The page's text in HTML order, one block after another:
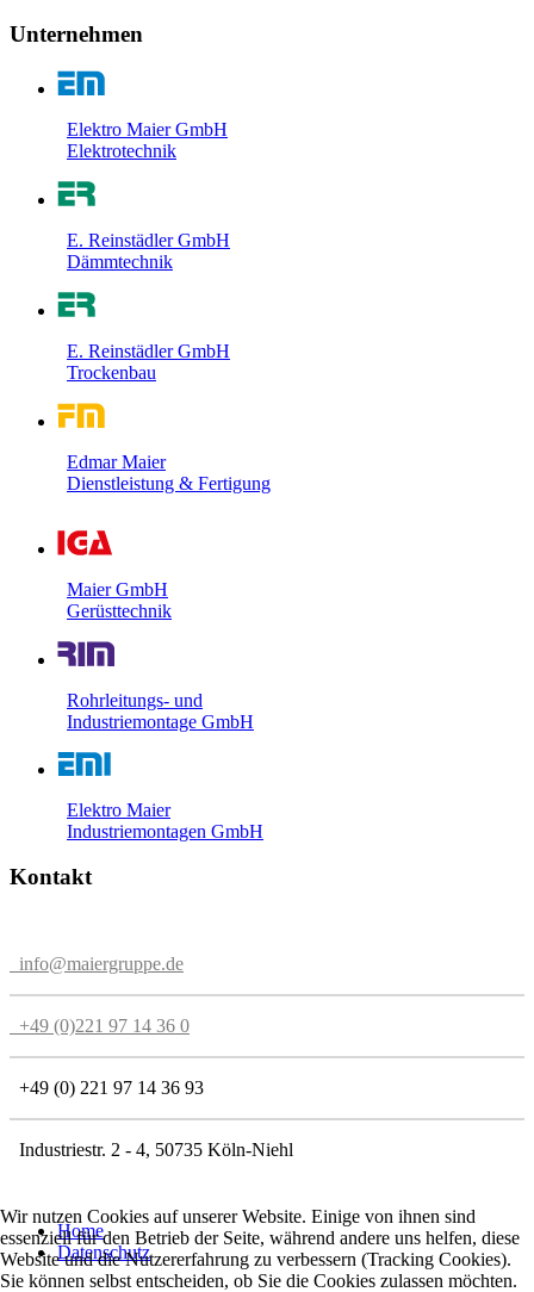
Unternehmen
Elektro Maier GmbH
Elektrotechnik
E. Reinstädler GmbH
Dämmtechnik
E. Reinstädler GmbH
Trockenbau
Edmar Maier
Dienstleistung & Fertigung
Maier GmbH
Gerüsttechnik
Rohrleitungs- und
Industriemontage GmbH
Elektro Maier
Industriemontagen GmbH
Kontakt
info@maiergruppe.de
+49 (0)221 97 14 36 0
+49 (0) 221 97 14 36 93
Industriestr. 2 - 4, 50735 Köln-Niehl
Home
Datenschutz
Wir nutzen Cookies auf unserer Website. Einige von ihnen sind
essenziell für den Betrieb der Seite, während andere uns helfen, diese
Website und die Nutzererfahrung zu verbessern (Tracking Cookies).
Sie können selbst entscheiden, ob Sie die Cookies zulassen möchten.